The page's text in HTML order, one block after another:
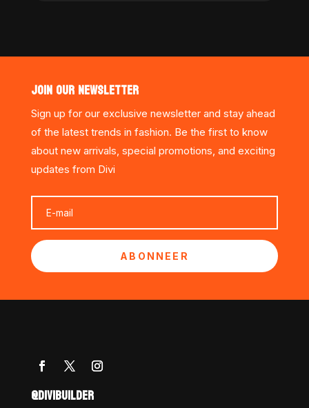
JOIN OUR NEWSLETTER
Sign up for our exclusive newsletter and stay ahead
of the latest trends in fashion. Be the first to know
about new arrivals, special promotions, and exciting
updates from Divi
ABONNEER
@DIVIBUILDER